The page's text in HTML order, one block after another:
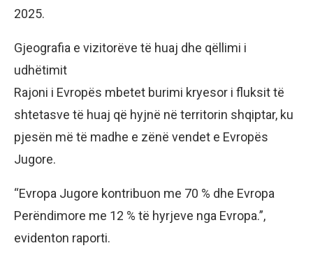
2025.
Gjeografia e vizitorëve të huaj dhe qëllimi i
udhëtimit
Rajoni i Evropës mbetet burimi kryesor i fluksit të
shtetasve të huaj që hyjnë në territorin shqiptar, ku
pjesën më të madhe e zënë vendet e Evropës
Jugore.
“Evropa Jugore kontribuon me 70 % dhe Evropa
Perëndimore me 12 % të hyrjeve nga Evropa.”,
evidenton raporti.